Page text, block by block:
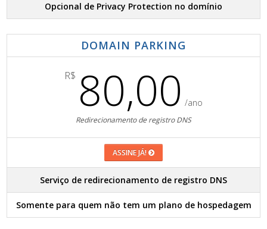
Opcional de Privacy Protection no domínio
DOMAIN PARKING
R$ 80,00 /ano
Redirecionamento de registro DNS
ASSINE JÁ!
Serviço de redirecionamento de registro DNS
Somente para quem não tem um plano de hospedagem